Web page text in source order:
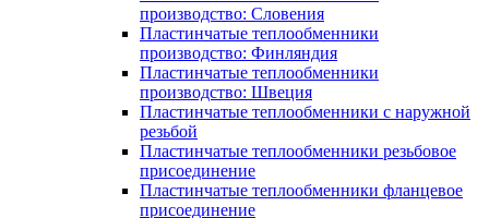
производство: Словения
Пластинчатые теплообменники
производство: Финляндия
Пластинчатые теплообменники
производство: Швеция
Пластинчатые теплообменники с наружной
резьбой
Пластинчатые теплообменники резьбовое
присоединение
Пластинчатые теплообменники фланцевое
присоединение